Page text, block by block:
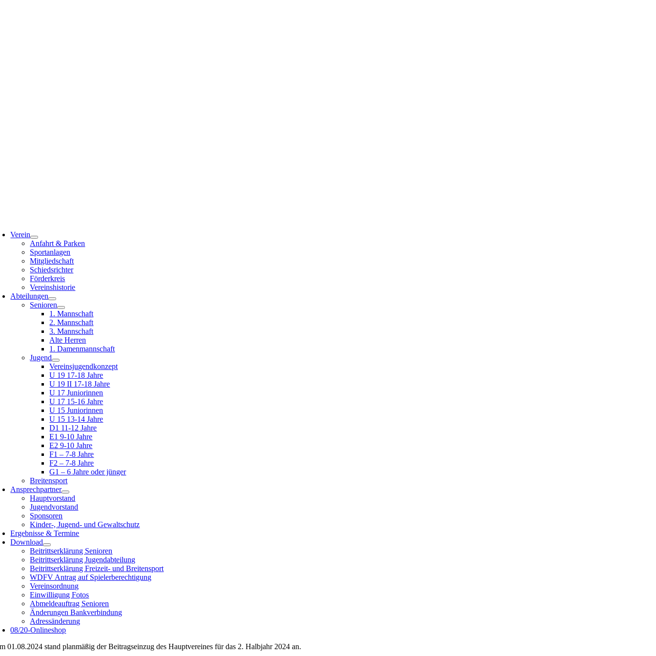
Verein
Anfahrt & Parken
Sportanlagen
Mitgliedschaft
Schiedsrichter
Förderkreis
Vereinshistorie
Abteilungen
Senioren
1. Mannschaft
2. Mannschaft
3. Mannschaft
Alte Herren
1. Damenmannschaft
Jugend
Vereinsjugendkonzept
U 19 17-18 Jahre
U 19 II 17-18 Jahre
U 17 Juniorinnen
U 17 15-16 Jahre
U 15 Juniorinnen
U 15 13-14 Jahre
D1 11-12 Jahre
E1 9-10 Jahre
E2 9-10 Jahre
F1 – 7-8 Jahre
F2 – 7-8 Jahre
G1 – 6 Jahre oder jünger
Breitensport
Ansprechpartner
Hauptvorstand
Jugendvorstand
Sponsoren
Kinder-, Jugend- und Gewaltschutz
Ergebnisse & Termine
Download
Beitrittserklärung Senioren
Beitrittserklärung Jugendabteilung
Beitrittserklärung Freizeit- und Breitensport
WDFV Antrag auf Spielerberechtigung
Vereinsordnung
Einwilligung Fotos
Abmeldeauftrag Senioren
Änderungen Bankverbindung
Adressänderung
08/20-Onlineshop
01.08.2024 stand planmäßig der Beitragseinzug des Hauptvereines für das 2. Halbjahr 2024 an.